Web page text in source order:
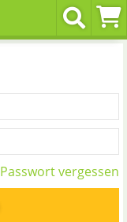
Passwort vergessen